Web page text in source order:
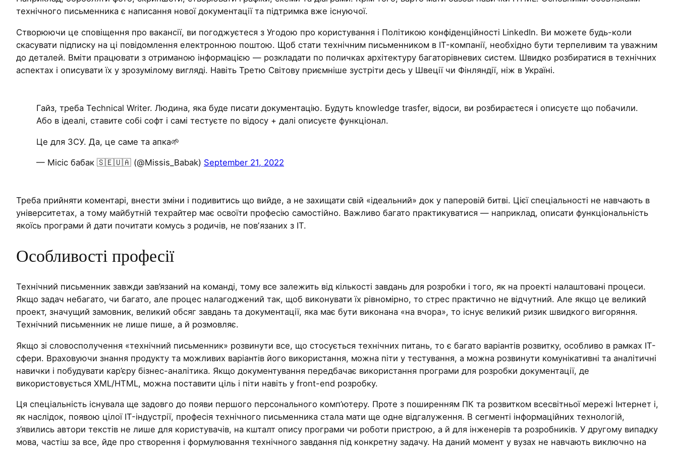
технічного письменника є написання нової документації та підтримка вже існуючої.
Створюючи це сповіщення про вакансії, ви погоджуєтеся з Угодою про користування і Політикою конфіденційності LinkedIn. Ви можете будь-коли
скасувати підписку на ці повідомлення електронною поштою. Щоб стати технічним письменником в IT-компанії, необхідно бути терпеливим та уважним
до деталей. Вміти працювати з отриманою інформацією — розкладати по поличках архітектуру багаторівневих систем. Швидко розбиратися в технічних
аспектах і описувати їх у зрозумілому вигляді. Навіть Третю Світову приємніше зустріти десь у Швеції чи Фінляндії, ніж в Україні.
Гайз, треба Technical Writer. Людина, яка буде писати документацію. Будуть knowledge trasfer, відоси, ви розбираєтеся і описуєте що побачили.
Або в ідеалі, ставите собі софт і самі тестуєте по відосу + далі описуєте функціонал.
Це для ЗСУ. Да, це саме та апка🌱
— Mісіс бабак 🇸🇪🇺🇦 (@Missis_Babak) September 21, 2022
Треба прийняти коментарі, внести зміни і подивитись що вийде, а не захищати свій «ідеальний» док у паперовій битві. Цієї спеціальності не навчають в
університетах, а тому майбутній техрайтер має освоїти професію самостійно. Важливо багато практикуватися — наприклад, описати функціональність
якоїсь програми й дати почитати комусь з родичів, не повʼязаних з IT.
Особливості професії
Технічний письменник завжди зав’язаний на команді, тому все залежить від кількості завдань для розробки і того, як на проекті налаштовані процеси.
Якщо задач небагато, чи багато, але процес налагоджений так, щоб виконувати їх рівномірно, то стрес практично не відчутний. Але якщо це великий
проект, значущий замовник, великий обсяг завдань та документації, яка має бути виконана «на вчора», то існує великий ризик швидкого вигоряння.
Технічний письменник не лише пише, а й розмовляє.
Якщо зі словосполучення «технічний письменник» розвинути все, що стосується технічних питань, то є багато варіантів розвитку, особливо в рамках ІТ-
сфери. Враховуючи знання продукту та можливих варіантів його використання, можна піти у тестування, а можна розвинути комунікативні та аналітичні
навички і побудувати кар’єру бізнес-аналітика. Якщо документування передбачає використання програми для розробки документації, де
використовується XML/HTML, можна поставити ціль і піти навіть у front-end розробку.
Ця спеціальність існувала ще задовго до появи першого персонального комп’ютеру. Проте з поширенням ПК та розвитком всесвітньої мережі Інтернет і,
як наслідок, появою цілої IT-індустрії, професія технічного письменника стала мати ще одне відгалуження. В сегменті інформаційних технологій,
з’явились автори текстів не лише для користувачів, на кшталт опису програми чи роботи пристрою, а й для інженерів та розробників. У другому випадку
мова, частіш за все, йде про створення і формулювання технічного завдання під конкретну задачу. На даний момент у вузах не навчають виключно на